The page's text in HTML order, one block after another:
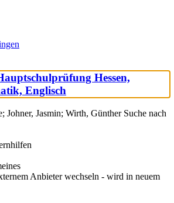
Hessen,
Englisch
; Johner, Jasmin; Wirth, Günther Suche nach
Anbieter wechseln - wird in neuem